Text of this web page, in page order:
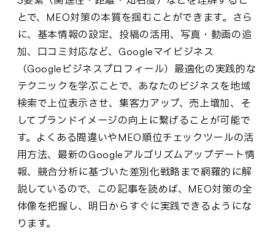
とで、MEO対策の本質を掴むことができます。さら
に、基本情報の設定、投稿の活用、写真・動画の追
加、口コミ対応など、Googleマイビジネス
（Googleビジネスプロフィール）最適化の実践的な
テクニックを学ぶことで、あなたのビジネスを地域
検索で上位表示させ、集客力アップ、売上増加、そ
してブランドイメージの向上に繋げることが可能で
す。よくある間違いやMEO順位チェックツールの活
用方法、最新のGoogleアルゴリズムアップデート情
報、競合分析に基づいた差別化戦略まで網羅的に解
説しているので、この記事を読めば、MEO対策の全
体像を把握し、明日からすぐに実践できるようにな
ります。